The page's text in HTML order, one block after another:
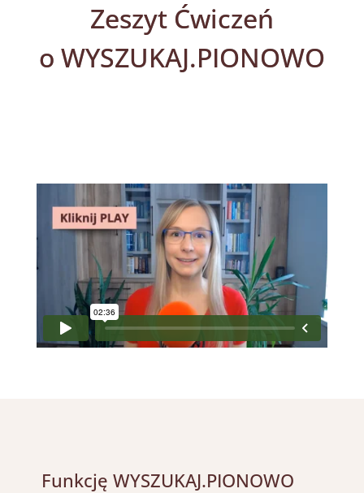
Zeszyt Ćwiczeń
o WYSZUKAJ.PIONOWO
Funkcję WYSZUKAJ.PIONOWO